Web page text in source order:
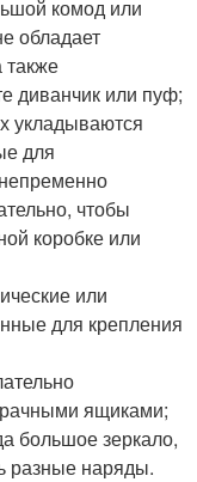
комод или
обладает
диванчик или пуф;
укладываются
для
чтобы
коробке или
или
для крепления
ящиками;
большое зеркало,
разные наряды.